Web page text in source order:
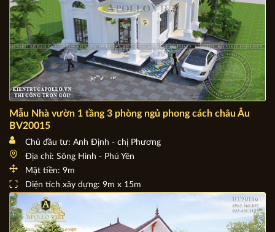
Mẫu Nhà vườn 1 tầng 3 phòng ngủ phong cách châu Âu
BV20015
Chủ đầu tư: Anh Định - chị Phương
Địa chỉ: Sông Hinh - Phú Yên
Mặt tiền: 9m
Diện tích xây dựng: 9m x 15m